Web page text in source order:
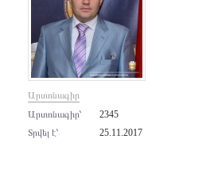
Արտոնագիր
Արտոնագիր՝
2345
Տրվել է՝
25.11.2017